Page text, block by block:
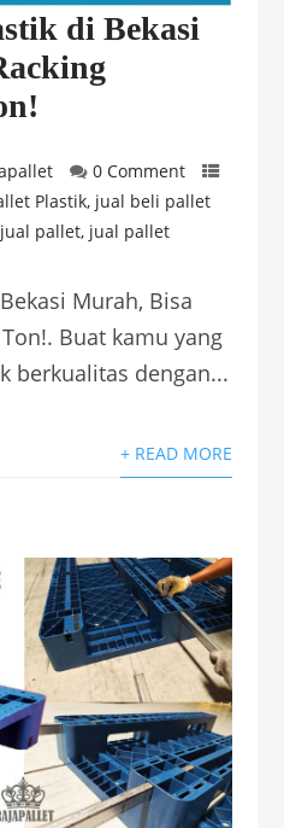
di Bekasi
0 Comment
Plastik, jual beli pallet
jual pallet, jual pallet
Murah, Bisa
Buat kamu yang
berkualitas dengan...
+ READ MORE